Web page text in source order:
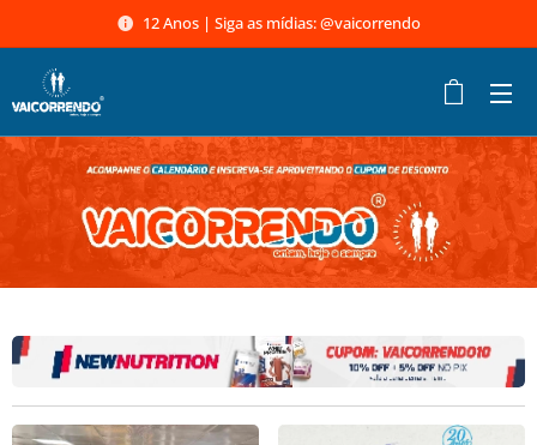
12 Anos | Siga as mídias: @vaicorrendo